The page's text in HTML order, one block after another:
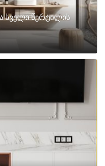
სველი წერტილის